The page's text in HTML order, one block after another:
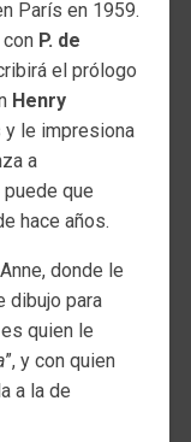
París en 1959.
P. de
el prólogo
Henry
le impresiona
a
que
hace años.
donde le
dibujo para
quien le
”, y con quien
a la de